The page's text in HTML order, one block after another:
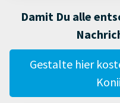
Damit Du alle
Gestalte hier